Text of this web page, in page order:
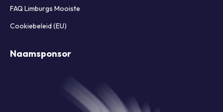
FAQ Limburgs Mooiste
Cookiebeleid (EU)
Naamsponsor